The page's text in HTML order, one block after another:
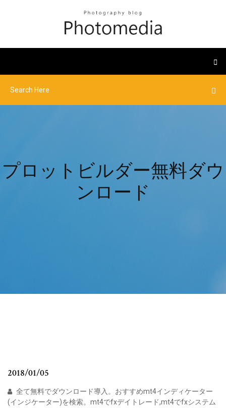
プロットビルダー無料ダウ
ンロード
2018/01/05
全て無料でダウンロード導入。おすすめmt4インディケーター
(インジケーター)を検索。mt4でfxデイトレード,mt4でfxシステム